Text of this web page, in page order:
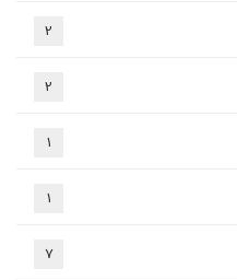
2
2
1
1
7